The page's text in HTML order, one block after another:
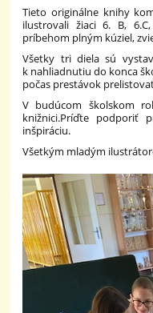
Tieto originálne knihy
ilustrovali žiaci 6. B,
príbehom plným kúziel,
Všetky tri diela sú
k nahliadnutiu do konca
počas prestávok
V budúcom školskom
knižnici.Príďte podporiť
inšpiráciu.
Všetkým mladým